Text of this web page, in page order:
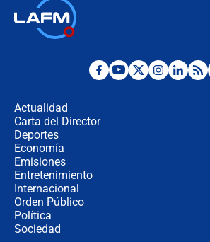
¿Por qué De la
Actualidad
Carta del Director
Deportes
Economía
Emisiones
Entretenimiento
Internacional
Orden Público
Política
Sociedad